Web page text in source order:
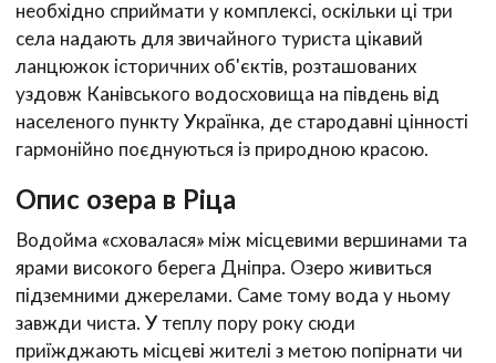
необхідно сприймати у комплексі, оскільки ці три
села надають для звичайного туриста цікавий
ланцюжок історичних об'єктів, розташованих
уздовж Канівського водосховища на південь від
населеного пункту Українка, де стародавні цінності
гармонійно поєднуються із природною красою.
Опис озера в Ріца
Водойма «сховалася» між місцевими вершинами та
ярами високого берега Дніпра. Озеро живиться
підземними джерелами. Саме тому вода у ньому
завжди чиста. У теплу пору року сюди
приїжджають місцеві жителі з метою попірнати чи